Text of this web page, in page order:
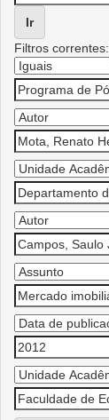
Filtros correntes: